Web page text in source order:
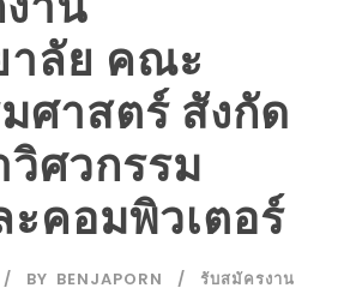
ลัย คณะ
ศาสตร์ สังกัด
ศวกรรม
คอมพิวเตอร์
BY BENJAPORN รับสมัครงาน